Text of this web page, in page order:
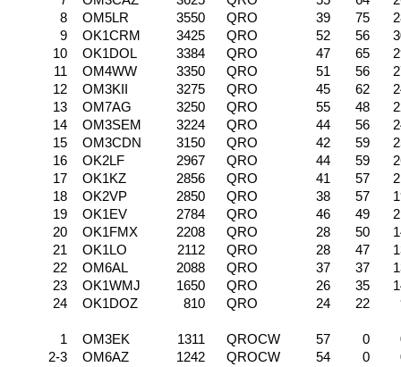
8
OM5LR 3550 QRO 39 75
9
OK1CRM 3425 QRO 52 56
10
OK1DOL 3384 QRO 47 65
11
OM4WW 3350 QRO 51 56
12
OM3KII 3275 QRO 45 62
13
OM7AG 3250 QRO 55 48
14
OM3SEM 3224 QRO 44 56
15
OM3CDN 3150 QRO 42 59
16
OK2LF 2967 QRO 44 59
17
OK1KZ 2856 QRO 41 57
18
OK2VP 2850 QRO 38 57
19
OK1EV 2784 QRO 46 49
20
OK1FMX 2208 QRO 28 50
21
OK1LO 2112 QRO 28 47
22
OM6AL 2088 QRO 37 37
23
OK1WMJ 1650 QRO 26 35
24
OK1DOZ 810 QRO 24 22
1 OM3EK 1311 QROCW 57 0
2-3
OM6AZ 1242 QROCW 54 0